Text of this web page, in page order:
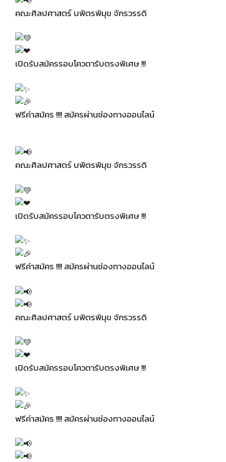
คณะศิลปศาสตร์ บพิตรพิมุข จักรวรรดิ
เปิดรับสมัครรอบโควตารับตรงพิเศษ !!!
ฟรีค่าสมัคร !!!! สมัครผ่านช่องทางออนไลน์
คณะศิลปศาสตร์ บพิตรพิมุข จักรวรรดิ
เปิดรับสมัครรอบโควตารับตรงพิเศษ !!!
ฟรีค่าสมัคร !!!! สมัครผ่านช่องทางออนไลน์
คณะศิลปศาสตร์ บพิตรพิมุข จักรวรรดิ
เปิดรับสมัครรอบโควตารับตรงพิเศษ !!!
ฟรีค่าสมัคร !!!! สมัครผ่านช่องทางออนไลน์